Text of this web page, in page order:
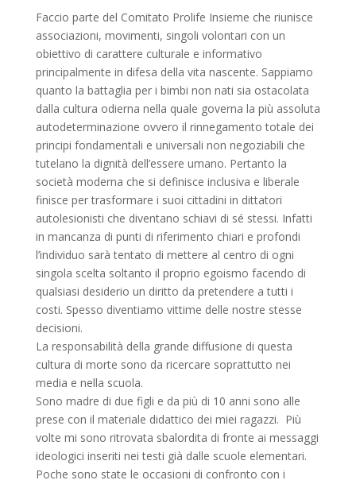
Faccio parte del Comitato Prolife Insieme che riunisce
associazioni, movimenti, singoli volontari con un
obiettivo di carattere culturale e informativo
principalmente in difesa della vita nascente. Sappiamo
quanto la battaglia per i bimbi non nati sia ostacolata
dalla cultura odierna nella quale governa la più assoluta
autodeterminazione ovvero il rinnegamento totale dei
principi fondamentali e universali non negoziabili che
tutelano la dignità dell’essere umano. Pertanto la
società moderna che si definisce inclusiva e liberale
finisce per trasformare i suoi cittadini in dittatori
autolesionisti che diventano schiavi di sé stessi. Infatti
in mancanza di punti di riferimento chiari e profondi
l’individuo sarà tentato di mettere al centro di ogni
singola scelta soltanto il proprio egoismo facendo di
qualsiasi desiderio un diritto da pretendere a tutti i
costi. Spesso diventiamo vittime delle nostre stesse
decisioni.
La responsabilità della grande diffusione di questa
cultura di morte sono da ricercare soprattutto nei
media e nella scuola.
Sono madre di due figli e da più di 10 anni sono alle
prese con il materiale didattico dei miei ragazzi. Più
volte mi sono ritrovata sbalordita di fronte ai messaggi
ideologici inseriti nei testi già dalle scuole elementari.
Poche sono state le occasioni di confronto con i